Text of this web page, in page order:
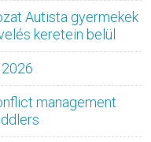
Autista gyermekek
keretein belül
management